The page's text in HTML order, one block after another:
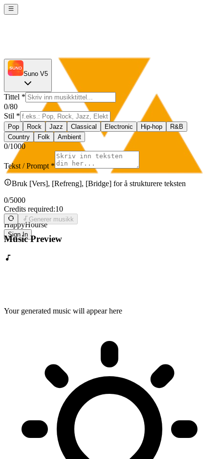
HappyHourse
Sign In
Suno V5
Tittel *
0/80
Stil *
Pop Rock Jazz Classical Electronic Hip-hop
R&B
Country
Folk Ambient
0/1000
Tekst / Prompt *
Bruk [Vers], [Refreng], [Bridge] for å strukturere teksten
0/5000
Credits required:10
Generer musikk
Music Preview
Your generated music will appear here